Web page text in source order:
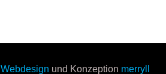
Webdesign und Konzeption merryll